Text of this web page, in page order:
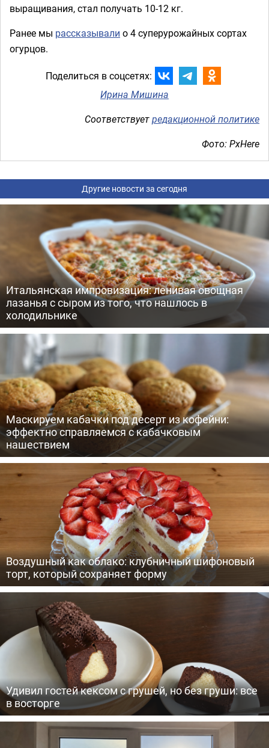
выращивания, стал получать 10-12 кг.
Ранее мы рассказывали о 4 суперурожайных сортах
огурцов.
Поделиться в соцсетях:
Ирина Мишина
Соответствуетредакционной политике
Фото: PxHere
Другие новости за сегодня
Итальянская импровизация: ленивая овощная
лазанья с сыром из того, что нашлось в
холодильнике
Маскируем кабачки под десерт из кофейни:
эффектно справляемся с кабачковым
нашествием
Воздушный как облако: клубничный шифоновый
торт, который сохраняет форму
Удивил гостей кексом с грушей, но без груши: все
в восторге